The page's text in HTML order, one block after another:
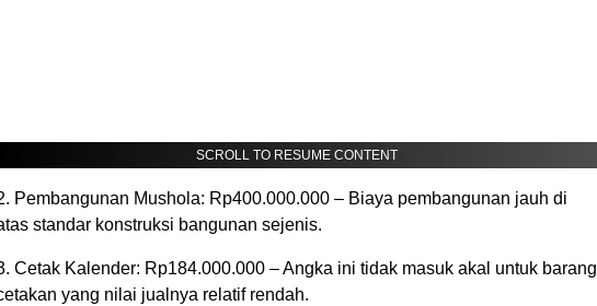
SCROLL TO RESUME CONTENT
Pembangunan Mushola: Rp400.000.000 – Biaya pembangunan jauh di
standar konstruksi bangunan sejenis.
Cetak Kalender: Rp184.000.000 – Angka ini tidak masuk akal untuk barang
yang nilai jualnya relatif rendah.